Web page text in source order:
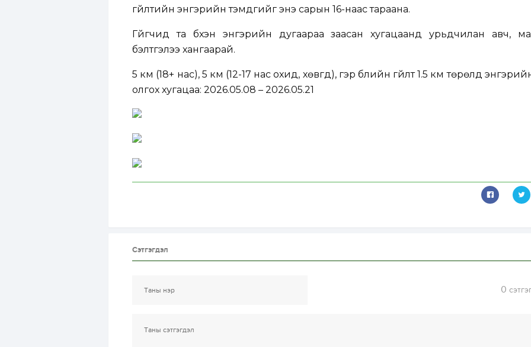
гүйлтийн энгэрийн тэмдгийг энэ сарын 16-наас тараана.
Гүйгчид та бүхэн энгэрийн дугаараа заасан хугацаанд урьдчилан авч,
бэлтгэлээ хангаарай.
5 км (18+ нас), 5 км (12-17 нас охид, хөвгүүд), гэр бүлийн гүйлт 1.5 км төрөлд
олгох хугацаа: 2026.05.08 – 2026.05.21
Сэтгэгдэл
0